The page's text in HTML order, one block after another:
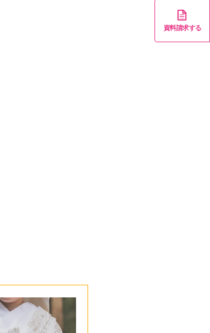
資料請求する